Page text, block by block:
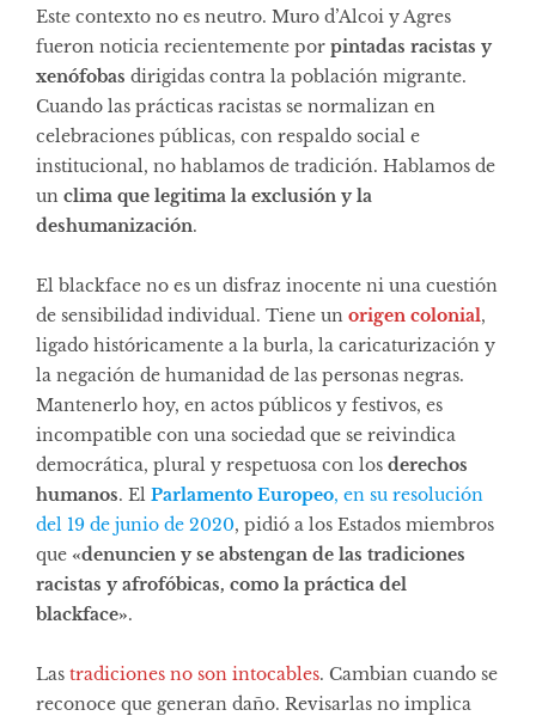
Este contexto no es neutro. Muro d’Alcoi y Agres
fueron noticia recientemente por pintadas racistas y
xenófobas dirigidas contra la población migrante.
Cuando las prácticas racistas se normalizan en
celebraciones públicas, con respaldo social e
institucional, no hablamos de tradición. Hablamos de
un clima que legitima la exclusión y la
deshumanización.
El blackface no es un disfraz inocente ni una cuestión
de sensibilidad individual. Tiene un origen colonial,
ligado históricamente a la burla, la caricaturización y
la negación de humanidad de las personas negras.
Mantenerlo hoy, en actos públicos y festivos, es
incompatible con una sociedad que se reivindica
democrática, plural y respetuosa con los derechos
humanos. El Parlamento Europeo, en su resolución
del 19 de junio de 2020, pidió a los Estados miembros
que «denuncien y se abstengan de las tradiciones
racistas y afrofóbicas, como la práctica del
blackface».
Las tradiciones no son intocables. Cambian cuando se
reconoce que generan daño. Revisarlas no implica